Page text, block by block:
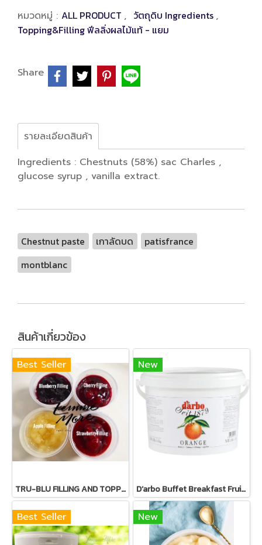
หมวดหมู่ : ALL PRODUCT , วัตถุดิบ Ingredients ,
Topping&Filling ฟีลลิ่งผลไม้แท้ - แยม
Share
รายละเอียดสินค้า
Ingredients : Chestnuts (58%) sac Charles ,
glucose syrup , vanilla extract.
Chestnut paste เกาลัดบด
patisfrance
montblanc
สินค้าเกี่ยวข้อง
Best Seller
TRU-BLU FILLING AND TOPPING - ฟิลลิ่งผลไม้แท้รสต่างๆ (เลือกรส)
New
D’arbo Buffet Breakfast Fruit Spread 5kg - แยมผลไม้
Best Seller New